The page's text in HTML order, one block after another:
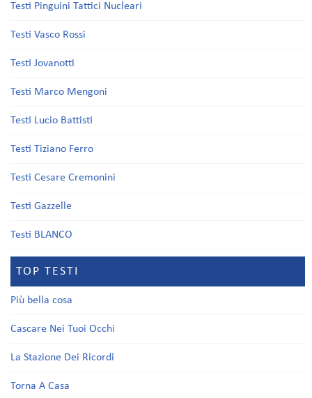
Testi Pinguini Tattici Nucleari
Testi Vasco Rossi
Testi Jovanotti
Testi Marco Mengoni
Testi Lucio Battisti
Testi Tiziano Ferro
Testi Cesare Cremonini
Testi Gazzelle
Testi BLANCO
TOP TESTI
Più bella cosa
Cascare Nei Tuoi Occhi
La Stazione Dei Ricordi
Torna A Casa